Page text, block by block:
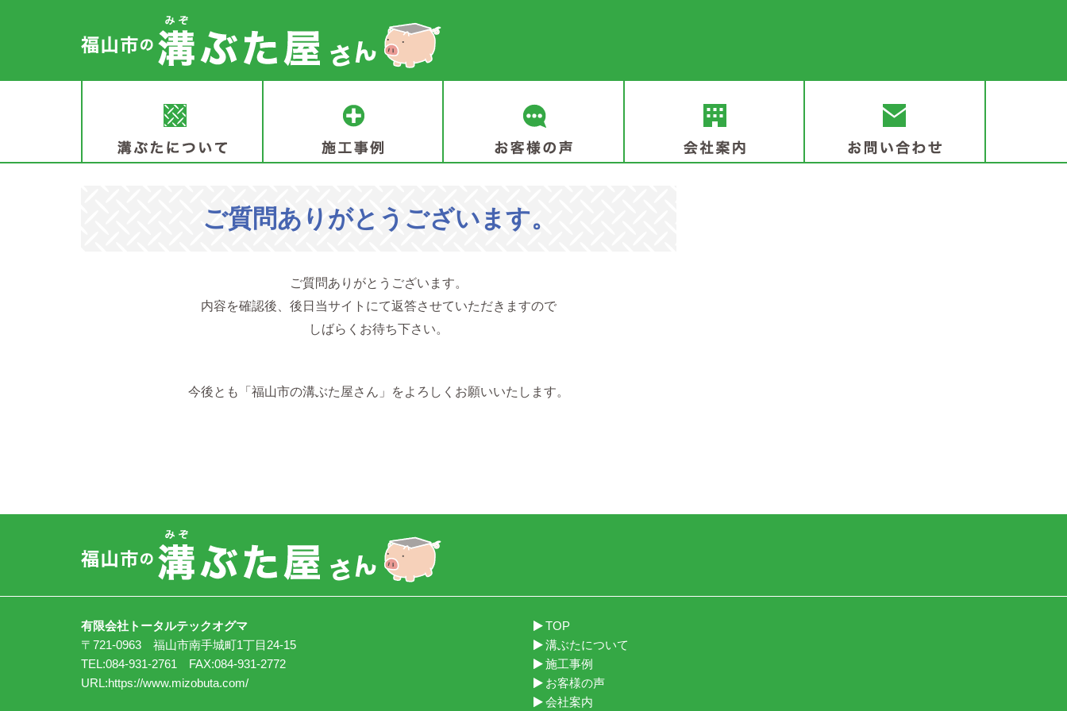
ご質問ありがとうございます。
ご質問ありがとうございます。
内容を確認後、後日当サイトにて返答させていただきますので
しばらくお待ち下さい。
今後とも「福山市の溝ぶた屋さん」をよろしくお願いいたします。
有限会社トータルテックオグマ
〒721-0963 福山市南手城町1丁目24-15
TEL:084-931-2761 FAX:084-931-2772
URL:https://www.mizobuta.com/
TOP
溝ぶたについて
施工事例
お客様の声
会社案内